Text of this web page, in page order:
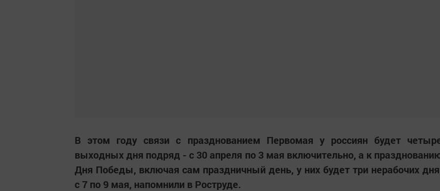
В этом году связи с празднованием Первомая у россиян будет
выходных дня подряд - с 30 апреля по 3 мая включительно, а к
Дня Победы, включая сам праздничный день, у них будет три нерабочих
с 7 по 9 мая, напомнили в Роструде.